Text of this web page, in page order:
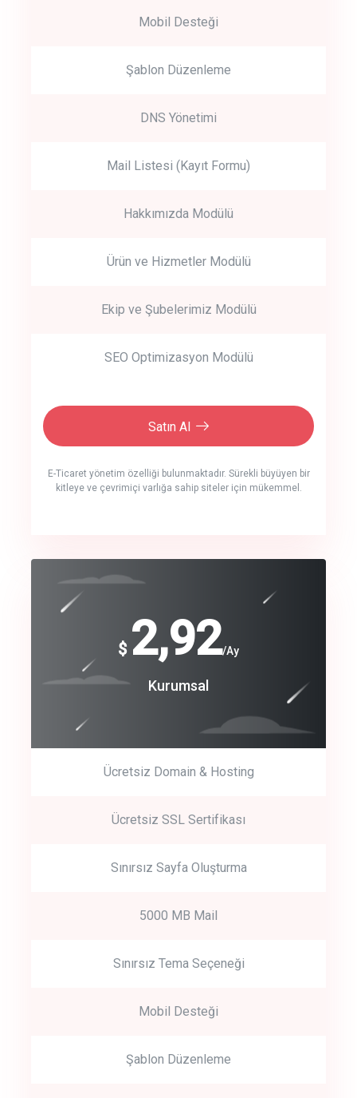
Mobil Desteği
Şablon Düzenleme
DNS Yönetimi
Mail Listesi (Kayıt Formu)
Hakkımızda Modülü
Ürün ve Hizmetler Modülü
Ekip ve Şubelerimiz Modülü
SEO Optimizasyon Modülü
Satın Al
E-Ticaret yönetim özelliği bulunmaktadır. Sürekli büyüyen bir
kitleye ve çevrimiçi varlığa sahip siteler için mükemmel.
crm auto cync
track energy costs
Get Started
Start by trying our service for 30 days free trial no credit card
$ 2,92/Ay
Kurumsal
Ücretsiz Domain & Hosting
Ücretsiz SSL Sertifikası
Sınırsız Sayfa Oluşturma
5000 MB Mail
Sınırsız Tema Seçeneği
Mobil Desteği
Şablon Düzenleme
$
240
Coroprate